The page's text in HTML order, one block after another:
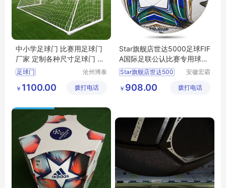
中小学足球门 比赛用足球门
厂家 定制各种尺寸足球门 实
体厂家
足球门
沧州博泰
有限公司
￥ 1100.00 拨打电话
Star旗舰店世达5000足球FIF
A国际足联公认比赛专用球SB
105TB
Star旗舰店世达500
安徽宏霸
有限公司
￥ 908.00 拨打电话